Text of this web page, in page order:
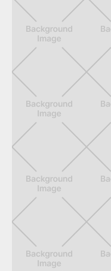
Wir
Acht
Schreinerei
mit seinen
Qualitäten.
ihre
Freude
Bestreben,
Aktuelle